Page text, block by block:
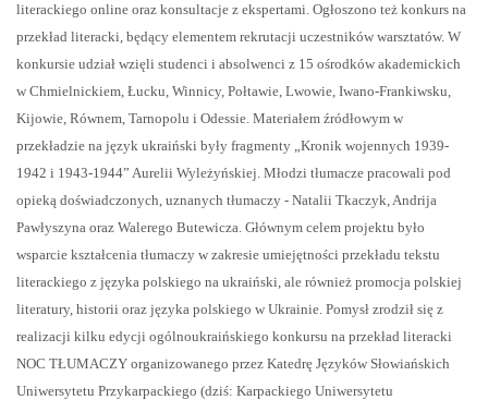
literackiego online oraz konsultacje z ekspertami. Ogłoszono też konkurs na
przekład literacki, będący elementem rekrutacji uczestników warsztatów. W
konkursie udział wzięli studenci i absolwenci z 15 ośrodków akademickich
w Chmielnickiem, Łucku, Winnicy, Połtawie, Lwowie, Iwano-Frankiwsku,
Kijowie, Równem, Tarnopolu i Odessie. Materiałem źródłowym w
przekładzie na język ukraiński były fragmenty „Kronik wojennych 1939-
1942 i 1943-1944” Aurelii Wyleżyńskiej. Młodzi tłumacze pracowali pod
opieką doświadczonych, uznanych tłumaczy - Natalii Tkaczyk, Andrija
Pawłyszyna oraz Walerego Butewicza. Głównym celem projektu było
wsparcie kształcenia tłumaczy w zakresie umiejętności przekładu tekstu
literackiego z języka polskiego na ukraiński, ale również promocja polskiej
literatury, historii oraz języka polskiego w Ukrainie. Pomysł zrodził się z
realizacji kilku edycji ogólnoukraińskiego konkursu na przekład literacki
NOC TŁUMACZY organizowanego przez Katedrę Języków Słowiańskich
Uniwersytetu Przykarpackiego (dziś: Karpackiego Uniwersytetu